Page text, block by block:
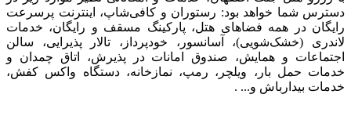
دسترس شما خواهد بود: رستوران و کافی‌شاپ، اینترنت پرسرعت
رایگان در همه فضاهای هتل، پارکینگ مسقف و رایگان، خدمات
لاندری (خشک‌شویی)، آسانسور، خودپرداز، تالار پذیرایی، سالن
اجتماعات و همایش، صندوق امانات در پذیرش، اتاق چمدان و
خدمات حمل بار، ویلچر، رمپ، نمازخانه، دستگاه واکس کفش،
خدمات بیدارباش و... .